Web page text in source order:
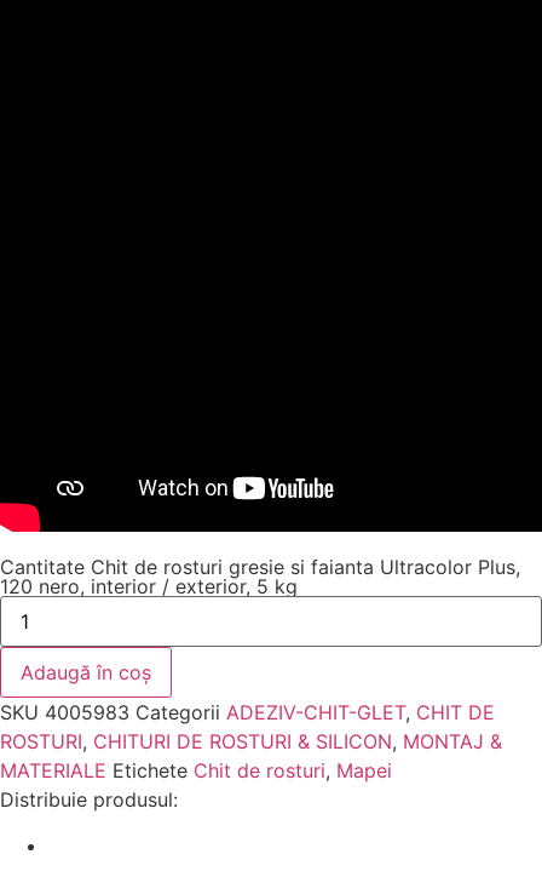
Cantitate Chit de rosturi gresie si faianta Ultracolor Plus,
120 nero, interior / exterior, 5 kg
Adaugă în coș
SKU 4005983 Categorii ADEZIV-CHIT-GLET, CHIT DE
ROSTURI, CHITURI DE ROSTURI & SILICON, MONTAJ &
MATERIALE Etichete Chit de rosturi, Mapei
Distribuie produsul: